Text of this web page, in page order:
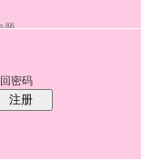
题
密码
注册